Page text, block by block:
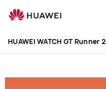
WATCH
Runner
HUAWEI WATCH GT Runner 2